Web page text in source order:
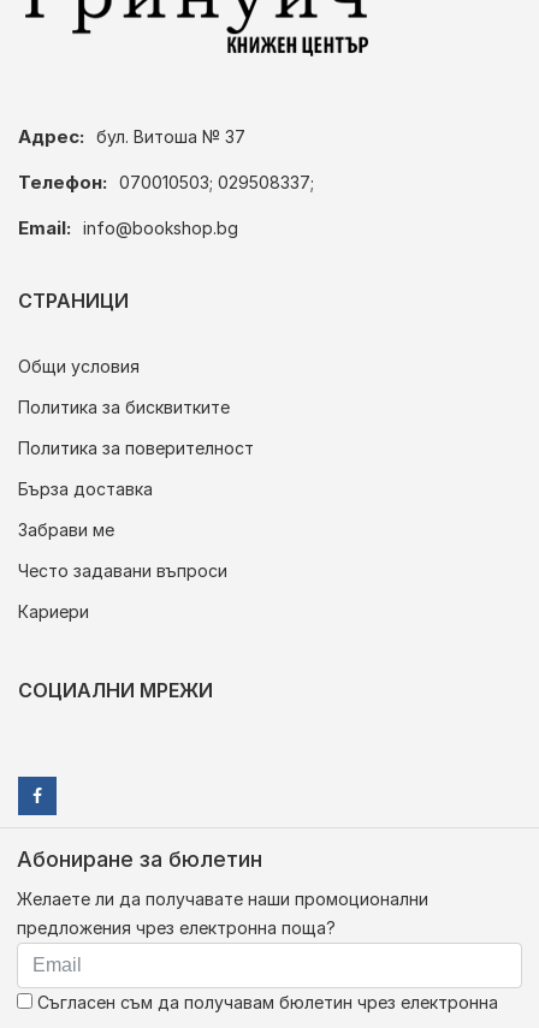
Адрес: бул. Витоша № 37
Телефон: 070010503; 029508337;
Email: info@bookshop.bg
СТРАНИЦИ
Общи условия
Политика за бисквитките
Политика за поверителност
Бърза доставка
Забрави ме
Често задавани въпроси
Кариери
СОЦИАЛНИ МРЕЖИ
Абониране за бюлетин
Желаете ли да получавате наши промоционални
предложения чрез електронна поща?
Съгласен съм да получавам бюлетин чрез електронна